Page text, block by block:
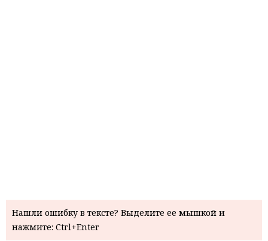
Нашли ошибку в тексте? Выделите ее мышкой и
нажмите: Ctrl+Enter